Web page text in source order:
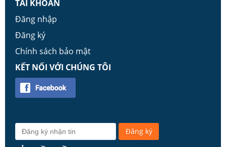
TÀI KHOẢN
Đăng nhập
Đăng ký
Chính sách bảo mật
KẾT NỐI VỚI CHÚNG TÔI